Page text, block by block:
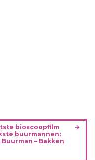
bioscoopfilm
buurmannen:
– Bakken